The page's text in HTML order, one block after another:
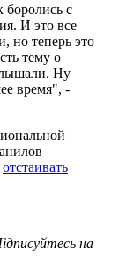
боролись с
И это все
но теперь это
тему о
Ну
время", -
отстаивать
на